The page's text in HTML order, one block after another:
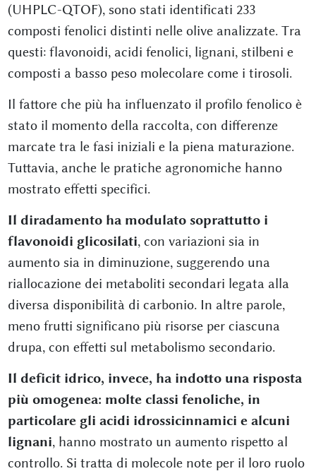
(UHPLC-QTOF), sono stati identificati 233
composti fenolici distinti nelle olive analizzate. Tra
questi: flavonoidi, acidi fenolici, lignani, stilbeni e
composti a basso peso molecolare come i tirosoli.
Il fattore che più ha influenzato il profilo fenolico è
stato il momento della raccolta, con differenze
marcate tra le fasi iniziali e la piena maturazione.
Tuttavia, anche le pratiche agronomiche hanno
mostrato effetti specifici.
Il diradamento ha modulato soprattutto i
flavonoidi glicosilati, con variazioni sia in
aumento sia in diminuzione, suggerendo una
riallocazione dei metaboliti secondari legata alla
diversa disponibilità di carbonio. In altre parole,
meno frutti significano più risorse per ciascuna
drupa, con effetti sul metabolismo secondario.
Il deficit idrico, invece, ha indotto una risposta
più omogenea: molte classi fenoliche, in
particolare gli acidi idrossicinnamici e alcuni
lignani, hanno mostrato un aumento rispetto al
controllo. Si tratta di molecole note per il loro ruolo